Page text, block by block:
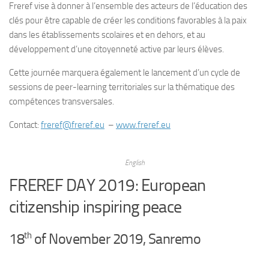
Freref vise à donner à l’ensemble des acteurs de l’éducation des
clés pour être capable de créer les conditions favorables à la paix
dans les établissements scolaires et en dehors, et au
développement d’une citoyenneté active par leurs élèves.
Cette journée marquera également le lancement d’un cycle de
sessions de peer-learning territoriales sur la thématique des
compétences transversales.
Contact: freref@freref.eu – www.freref.eu
English
FREREF DAY 2019: European
citizenship inspiring peace
18th of November 2019, Sanremo